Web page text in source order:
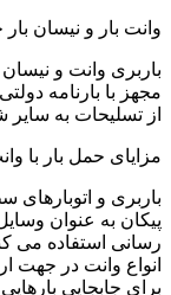
وانت بار و نیسان
باربری وانت و
مجهز با بارنامه
از تسلیحات به سایر
مزایای حمل بار با
باربری و
پیکان به عنوان
رسانی استفاده می
انواع وانت در جهت
برای جابجایی